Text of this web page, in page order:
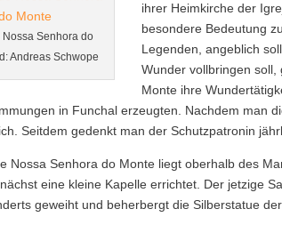
Nossa Senhora do
Andreas Schwope
ihrer Heimkirche der
besondere Bedeutung
Legenden, angeblich
Wunder vollbringen
Monte ihre
in Funchal erzeugten. Nachdem man
Seitdem gedenkt man der Schutzpatronin
Nossa Senhora do Monte liegt oberhalb des
eine kleine Kapelle errichtet. Der jetzige
geweiht und beherbergt die Silberstatue